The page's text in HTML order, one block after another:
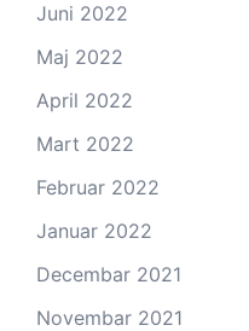
Juni 2022
Maj 2022
April 2022
Mart 2022
Februar 2022
Januar 2022
Decembar 2021
Novembar 2021